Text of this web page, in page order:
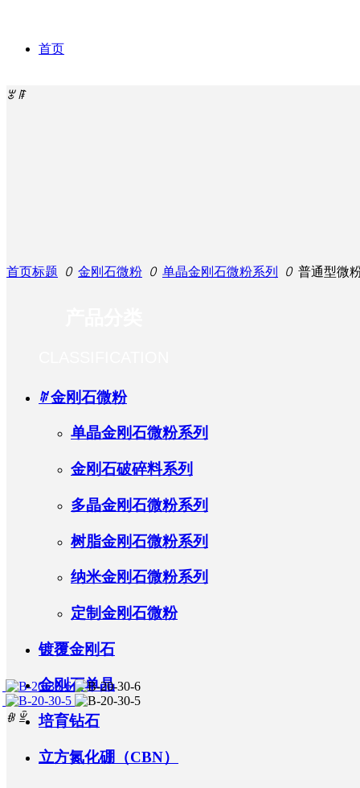
首页
企业文化
产品分类
新闻动态
ꂃ ꁹ
首页标题 ꄲ 金刚石微粉 ꄲ 单晶金刚石微粉系列 ꄲ 普通型微
ꄶ 金刚石微粉
单晶金刚石微粉系列
金刚石破碎料系列
多晶金刚石微粉系列
树脂金刚石微粉系列
纳米金刚石微粉系列
定制金刚石微粉
镀覆金刚石
金刚石单晶
培育钻石
立方氮化硼（CBN）
ꁆ ꁇ